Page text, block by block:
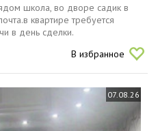
школа, во дворе садик в
квартире требуется
в день сделки.
В избранное
07.08.26